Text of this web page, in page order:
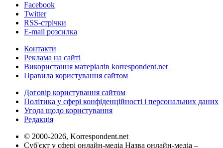
Facebook
Twitter
RSS-стрічки
E-mail розсилка
Контакти
Реклама на сайті
Використання матеріалів korrespondent.net
Правила користування сайтом
Договір користування сайтом
Політика у сфері конфіденційності і персональних даних
Угода щодо користування
Редакція
© 2000-2026, Korrespondent.net
Суб'єкт у сфері онлайн-медіа Назва онлайн-медіа –